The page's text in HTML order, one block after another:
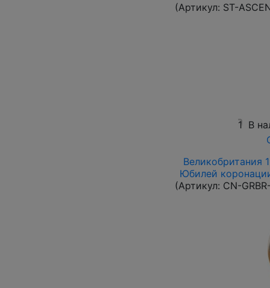
(Артикул: ST-
1 В
Великобритания
Юбилей
(Артикул: CN-